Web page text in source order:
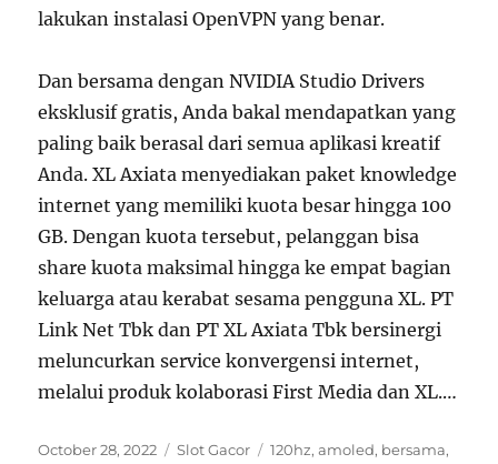
lakukan instalasi OpenVPN yang benar.
Dan bersama dengan NVIDIA Studio Drivers
eksklusif gratis, Anda bakal mendapatkan yang
paling baik berasal dari semua aplikasi kreatif
Anda. XL Axiata menyediakan paket knowledge
internet yang memiliki kuota besar hingga 100
GB. Dengan kuota tersebut, pelanggan bisa
share kuota maksimal hingga ke empat bagian
keluarga atau kerabat sesama pengguna XL. PT
Link Net Tbk dan PT XL Axiata Tbk bersinergi
meluncurkan service konvergensi internet,
melalui produk kolaborasi First Media dan XL.…
Posted
October 28, 2022 Categories
Slot Gacor Tags
120hz,amoled, bersama,